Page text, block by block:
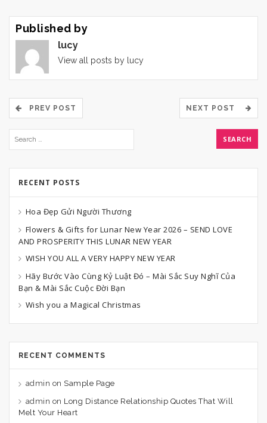
Published by
lucy
View all posts by lucy
PREV POST NEXT POST
RECENT POSTS
Hoa Đẹp Gửi Người Thương
Flowers & Gifts for Lunar New Year 2026 – SEND LOVE
AND PROSPERITY THIS LUNAR NEW YEAR
WISH YOU ALL A VERY HAPPY NEW YEAR
Hãy Bước Vào Cùng Kỷ Luật Đó – Mài Sắc Suy Nghĩ Của
Bạn & Mài Sắc Cuộc Đời Bạn
Wish you a Magical Christmas
RECENT COMMENTS
admin on Sample Page
admin on Long Distance Relationship Quotes That Will
Melt Your Heart